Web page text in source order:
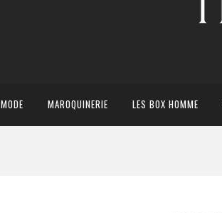
MODE MAROQUINERIE LES BOX HOMME